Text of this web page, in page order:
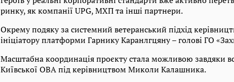
ринку, як компанії UPG, МХП та інші партнери.
Окрему подяку за системний ветеранський підхід
ініціатору платформи Гарнику Каранлгцяну – голові ГО
Масштабна координація проєкту стала можливою завдяки
Київської ОВА під керівництвом Миколи Калашника.